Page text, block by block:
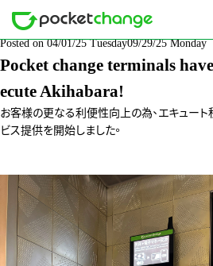
分類: NEWS
Posted on 04/01/25 Tuesday09/29/25 Monday
Pocket change terminals
ecute Akihabara!
お客様の更なる利便性向上の為、エキュー
ビス提供を開始しました。